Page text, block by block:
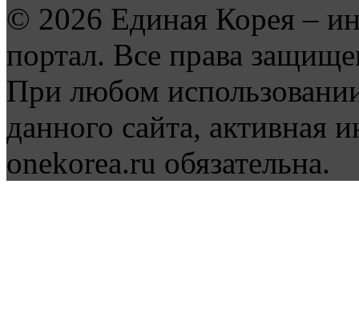
© 2026 Единая Корея –
портал. Все права
При любом
данного сайта, активная
onekorea.ru обязательна.